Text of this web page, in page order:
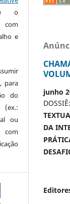
o
com
e
para
do
(ex.:
ou
junho
DOSSIÊ:
DA